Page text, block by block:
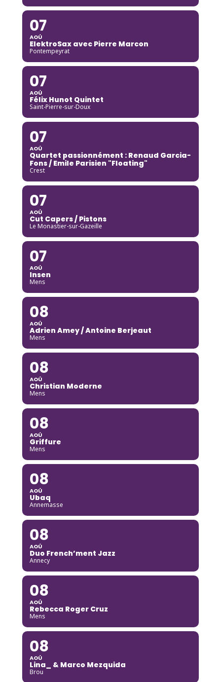
07
AOÛ
ElektroSax avec Pierre Marcon
Pontempeyrat
07
AOÛ
Félix Hunot Quintet
Saint-Pierre-sur-Doux
07
AOÛ
Quartet passionnément : Renaud Garcia-
Fons / Emile Parisien "Floating"
Crest
07
AOÛ
Cut Capers / Pistons
Le Monastier-sur-Gazeille
07
AOÛ
Insen
Mens
08
AOÛ
Adrien Amey / Antoine Berjeaut
Mens
08
AOÛ
Christian Moderne
Mens
08
AOÛ
Griffure
Mens
08
AOÛ
Ubaq
Annemasse
08
AOÛ
Duo French’ment Jazz
Annecy
08
AOÛ
Rebecca Roger Cruz
Mens
08
AOÛ
Lina_ & Marco Mezquida
Brou